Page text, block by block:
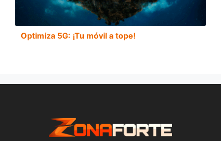
Optimiza 5G: ¡Tu móvil a tope!